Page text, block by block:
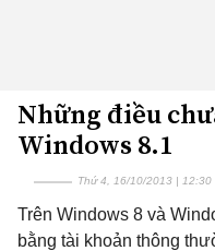
Những điều
Windows 8.1
Thứ 4, 16/10/2013 | 12:30
Trên Windows 8 và
bằng tài khoản thông